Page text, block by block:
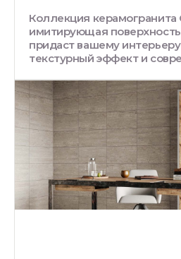
Коллекция керамогранита
имитирующая
придаст вашему
текстурный эффект и